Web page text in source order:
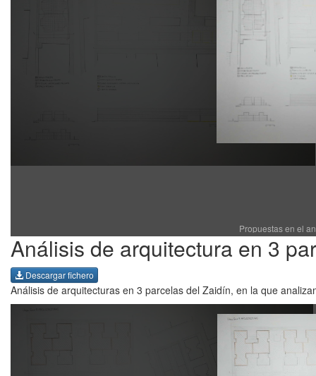
Propuestas en el
Análisis de arquitectura en 3
Descargar fichero
Análisis de arquitecturas en 3 parcelas del Zaidín, en la que